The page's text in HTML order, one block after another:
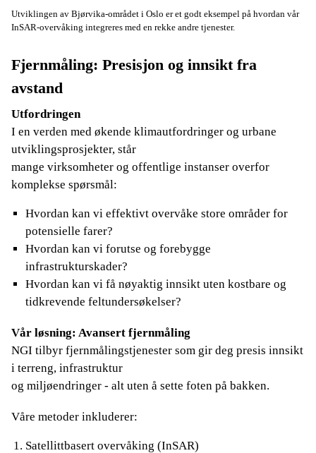
Utviklingen av Bjørvika-området i Oslo er et godt eksempel på hvordan vår
InSAR-overvåking integreres med en rekke andre tjenester.
Fjernmåling: Presisjon og innsikt fra
avstand
Utfordringen
I en verden med økende klimautfordringer og urbane
utviklingsprosjekter, står
mange virksomheter og offentlige instanser overfor
komplekse spørsmål:
Hvordan kan vi effektivt overvåke store områder for
potensielle farer?
Hvordan kan vi forutse og forebygge
infrastrukturskader?
Hvordan kan vi få nøyaktig innsikt uten kostbare og
tidkrevende feltundersøkelser?
Vår løsning: Avansert fjernmåling
NGI tilbyr fjernmålingstjenester som gir deg presis innsikt
i terreng, infrastruktur
og miljøendringer - alt uten å sette foten på bakken.
Våre metoder inkluderer:
Satellittbasert overvåking (InSAR)